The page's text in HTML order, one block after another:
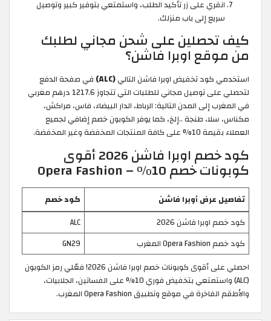
انقري على زر تأكيد الطلب، واستمتعي بتوفير كبير وتوصيل
سريع إلى باب منزلك.
كيف تحصلين على شحن مجاني لطلبك
من موقع اوبرا فاشن؟
استخدمي كود تخفيض اوبرا فاشن التالي(ALC)
في صفحة الدفع
لتحصلي على توصيل مجاني للطلبات التي تتجاوز 1217.6 درهم مغربي
في المغرب إلى المدن التالية: الرباط، الدار البيضاء، فاس، مراكش،
مكناس، سلا، طنجة ..إلخ، كما يوفر الكوبون خصم إضافي لجميع
العملاء بقيمة 10% على كافة المنتجات المخفضة وغير المخفضة.
كود خصم اوبرا فاشن 2026 أقوى
كوبونات خصم 10% – Opera Fashion
تفاصيل عرض أوبرا فاشن
كود خصم
كود خصم اوبرا فاشن 2026
ALC
كود خصم Opera Fashion المغرب
GN29
احصلي على أقوى كوبونات خصم اوبرا فاشن 2026! فعّلي رمز الكوبون
(ALC) واستمتعي بتخفيض فوري 10% على الفساتين، الجلابيات،
والأطقم الفاخرة في موقع وتطبيق Opera Fashion المغرب.